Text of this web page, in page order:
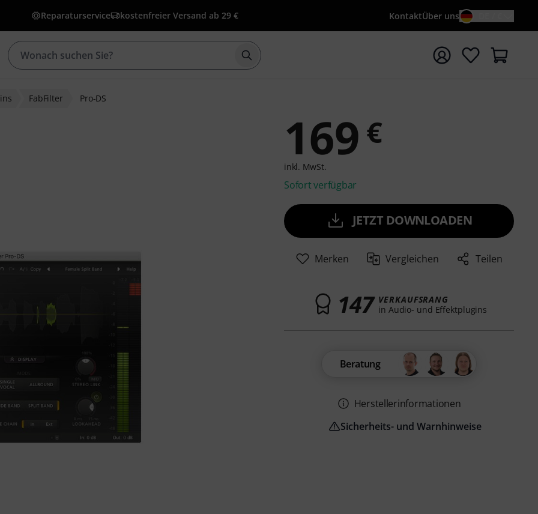
Reparaturservice kostenfreier Versand ab 29 € KontaktÜber uns
Suche mit Suchwort {searchTerm} starten
FabFilter Pro-DS
169 €
inkl. MwSt.
Sofort verfügbar
JETZT DOWNLOADEN
Merken Vergleichen Teilen
147 VERKAUFSRANG
in Audio- und Effektplugins
Beratung
Herstellerinformationen
Sicherheits- und Warnhinweise